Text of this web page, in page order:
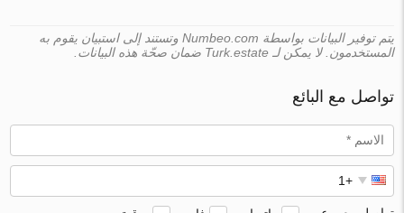
يتم توفير البيانات بواسطة Numbeo.com وتستند إلى استبيان يقوم به
المستخدمون. لا يمكن لـ Turk.estate ضمان صحّة هذه البيانات.
تواصل مع البائع